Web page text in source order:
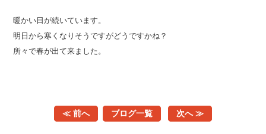
暖かい日が続いています。
明日から寒くなりそうですがどうですかね？
所々で春が出て来ました。
≪ 前へ ブログ一覧 次へ ≫